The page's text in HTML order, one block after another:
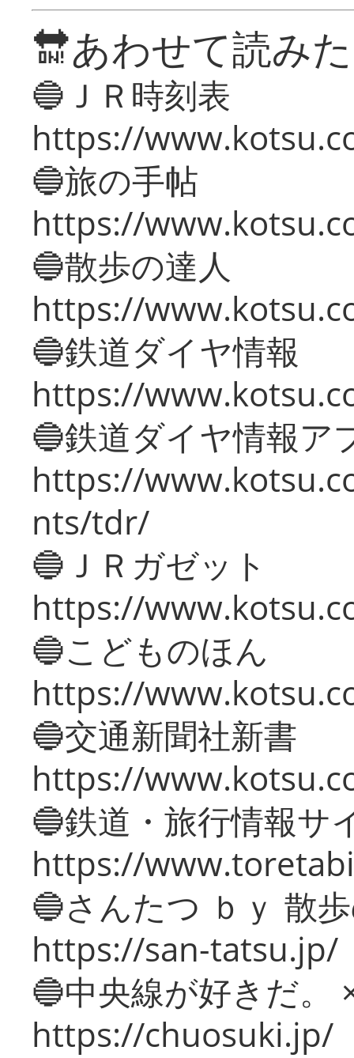
🔛あわせて読み
🔵ＪＲ時刻表
https://
🔵旅の手帖
https://
🔵散歩の達人
https://
🔵鉄道ダイヤ情報
https://
🔵鉄道ダイヤ情報ア
https://
nts/tdr/
🔵ＪＲガゼット
https://
🔵こどものほん
https://
🔵交通新聞社新書
https://
🔵鉄道・旅行情報サ
https://
🔵さんたつ ｂｙ 散
https://san-tatsu.jp/
🔵中央線が好きだ。
https://chuosuki.jp/